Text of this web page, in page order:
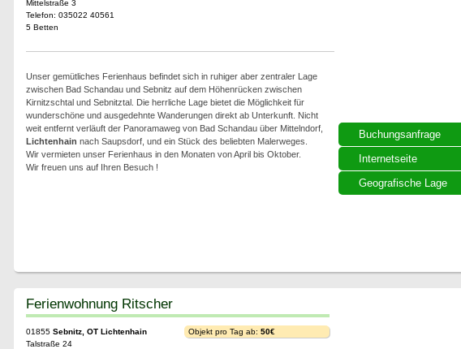
Buchungsanfrage
Internetseite
Geografische Lage
Mittelstraße 3
Telefon: 035022 40561
5 Betten
Unser gemütliches Ferienhaus befindet sich in ruhiger aber zentraler Lage
zwischen Bad Schandau und Sebnitz auf dem Höhenrücken zwischen
Kirnitzschtal und Sebnitztal. Die herrliche Lage bietet die Möglichkeit für
wunderschöne und ausgedehnte Wanderungen direkt ab Unterkunft. Nicht
weit entfernt verläuft der Panoramaweg von Bad Schandau über Mittelndorf,
Lichtenhain nach Saupsdorf, und ein Stück des beliebten Malerweges.
Wir vermieten unser Ferienhaus in den Monaten von April bis Oktober.
Wir freuen uns auf Ihren Besuch !
Ferienwohnung Ritscher
01855 Sebnitz, OT Lichtenhain
Talstraße 24
Objekt pro Tag ab: 50€